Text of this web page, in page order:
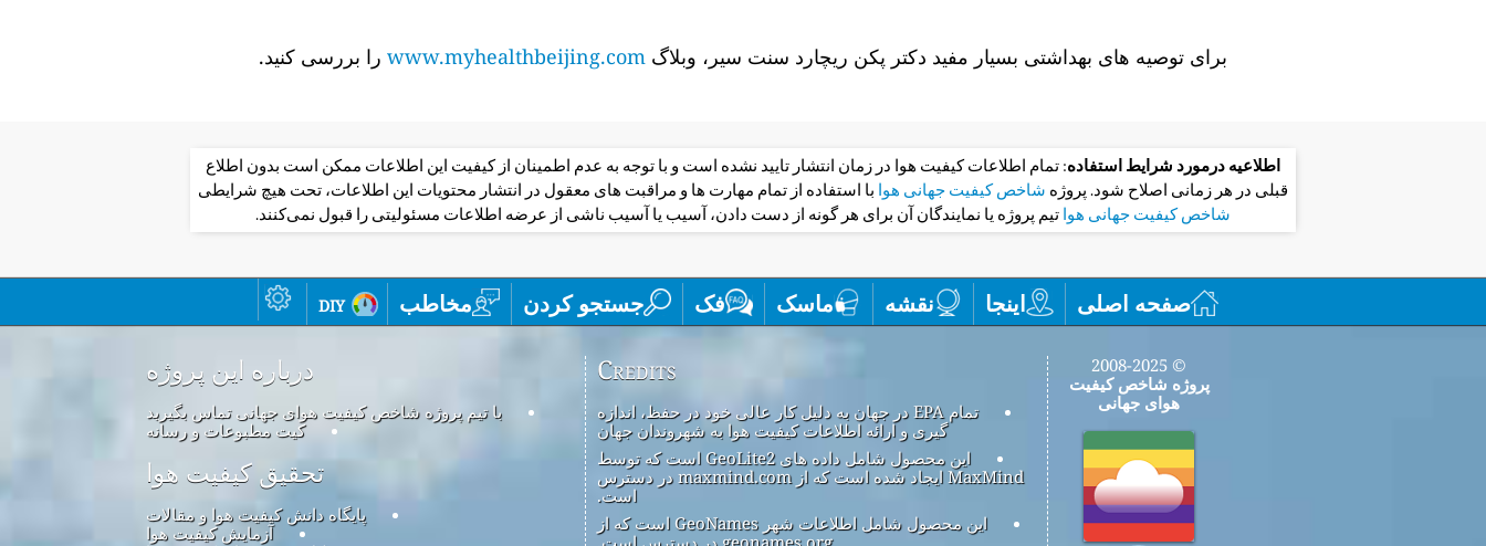
برای توصیه های بهداشتی بسیار مفید دکتر پکن ریچارد سنت سیر، وبلاگ www.myhealthbeijing.com را بررسی کنید.
اطلاعیه درمورد شرایط استفاده: تمام اطلاعات کیفیت هوا در زمان انتشار تایید نشده است و با توجه به عدم اطمینان از کیفیت این اطلاعات ممکن است بدون اطلاع
قبلی در هر زمانی اصلاح شود. پروژه شاخص کیفیت جهانی هوا با استفاده از تمام مهارت ها و مراقبت های معقول در انتشار محتویات این اطلاعات، تحت هیچ شرایطی
شاخص کیفیت جهانی هوا تیم پروژه یا نمایندگان آن برای هر گونه از دست دادن، آسیب یا آسیب ناشی از عرضه اطلاعات مسئولیتی را قبول نمی‌کنند.
صفحه اصلی اینجا نقشه ماسک فک جستجو کردن مخاطب diy
درباره این پروژه
با تیم پروژه شاخص کیفیت هوای جهانی تماس بگیرید
کیت مطبوعات و رسانه
تحقیق کیفیت هوا
پایگاه دانش کیفیت هوا و مقالات
آزمایش کیفیت هوا
Credits
تمام EPA در جهان به دلیل کار عالی خود در حفظ، اندازه
گیری و ارائه اطلاعات کیفیت هوا به شهروندان جهان
این محصول شامل داده های GeoLite2 است که توسط
MaxMind ایجاد شده است که از maxmind.com در دسترس
است.
این محصول شامل اطلاعات شهر GeoNames است که از
geonames.org در دسترس است.
© 2008-2025
پروژه شاخص کیفیت
هوای جهانی